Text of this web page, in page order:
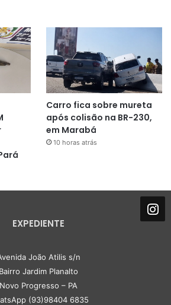
Carro fica sobre mureta
após colisão na BR-230,
em Marabá
10 horas atrás
EXPEDIENTE
João Atilis s/n
Bairro Jardim Planalto
Novo Progresso – PA
(93)98404 6835